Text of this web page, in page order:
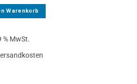
Warenkorb
% MwSt.